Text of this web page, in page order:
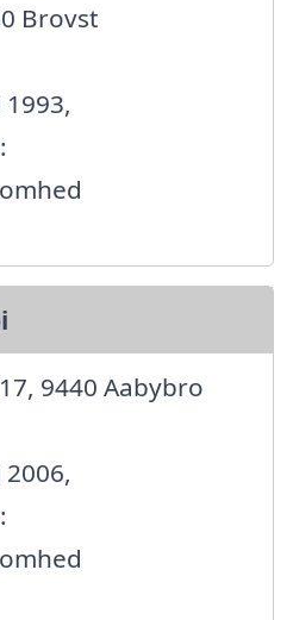
Brovst
9440 Aabybro